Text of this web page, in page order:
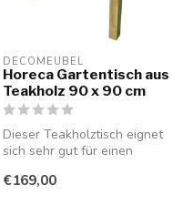
DECOMEUBEL
Horeca Gartentisch aus
Teakholz 90 x 90 cm
Dieser Teakholztisch eignet
sich sehr gut für einen
(...
€169,00